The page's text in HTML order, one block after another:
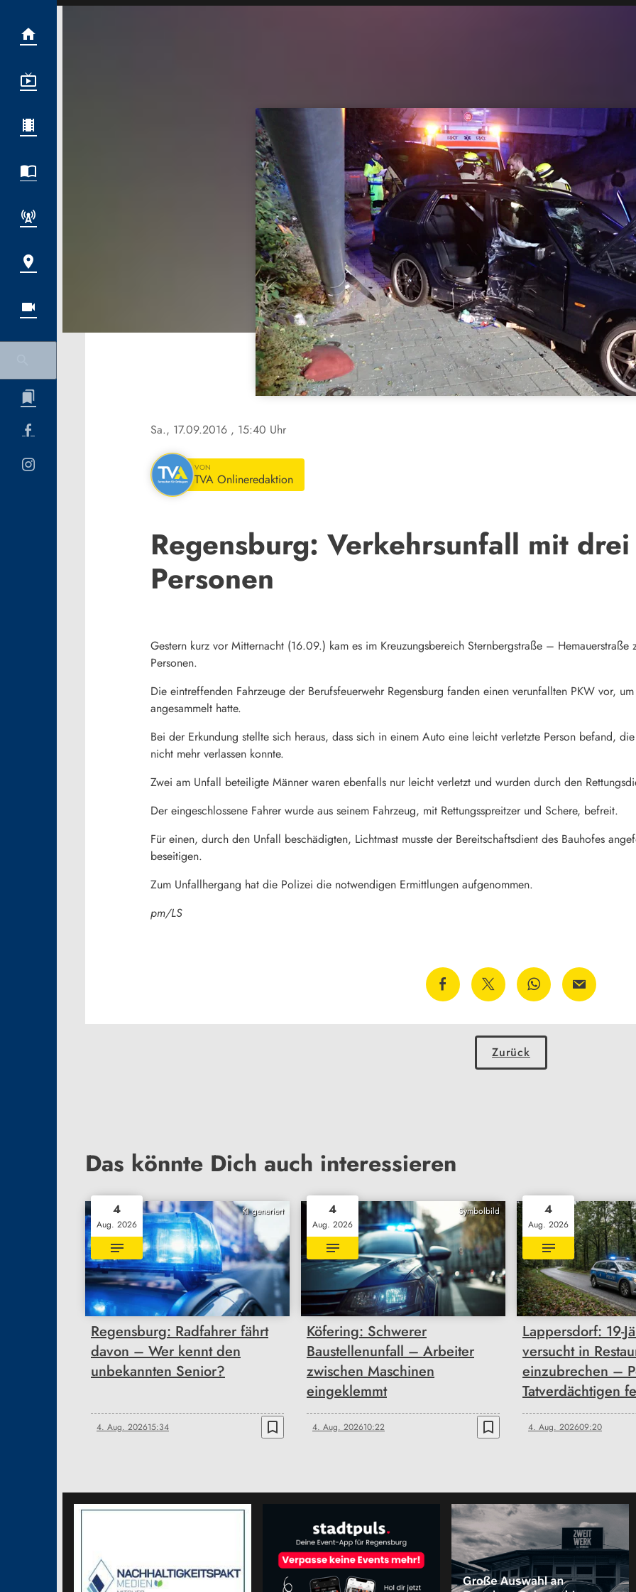
Sa., 17.09.2016 , 15:40 Uhr
VON
TVA Onlineredaktion
Regensburg: Verkehrsunfall mit
Personen
Gestern kurz vor Mitternacht (16.09.) kam es im Kreuzungsbereich Sternbergstraße –
Personen.
Die eintreffenden Fahrzeuge der Berufsfeuerwehr Regensburg fanden einen verunfallten PKW vor,
angesammelt hatte.
Bei der Erkundung stellte sich heraus, dass sich in einem Auto eine leicht verletzte Person befand,
nicht mehr verlassen konnte.
Zwei am Unfall beteiligte Männer waren ebenfalls nur leicht verletzt und wurden durch den
Der eingeschlossene Fahrer wurde aus seinem Fahrzeug, mit Rettungsspreitzer und Schere, befreit.
Für einen, durch den Unfall beschädigten, Lichtmast musste der Bereitschaftsdient des Bauhofes
beseitigen.
Zum Unfallhergang hat die Polizei die notwendigen Ermittlungen aufgenommen.
pm/LS
Zurück
Das könnte Dich auch interessieren
KI generiert
4
Aug. 2026
Regensburg: Radfahrer fährt
davon – Wer kennt den
unbekannten Senior?
4. Aug. 202615:34 bookmark_border
Symbolbild
4
Aug. 2026
Köfering: Schwerer
Baustellenunfall – Arbeiter
zwischen Maschinen
eingeklemmt
4. Aug. 202610:22 bookmark_border
4
Aug. 2026
Lappersdorf: 19-
versucht in
einzubrechen –
Tatverdächtigen
4. Aug. 202609:20